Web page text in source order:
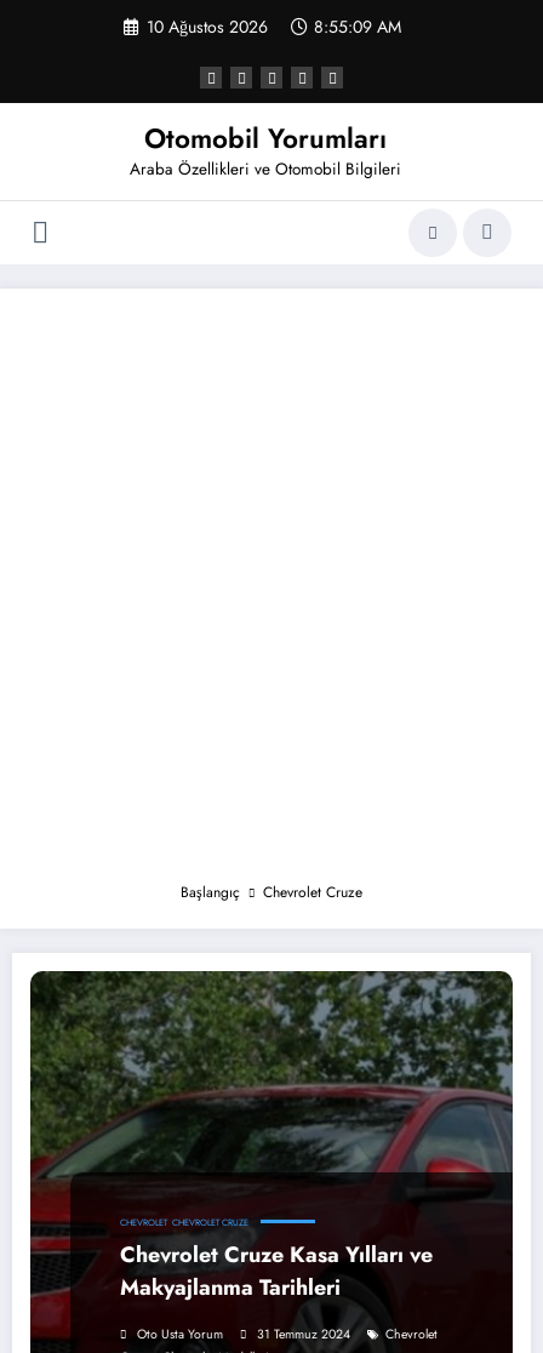
10 Ağustos 2026 8:55:09 AM
Otomobil Yorumları
Araba Özellikleri ve Otomobil Bilgileri
Başlangıç Chevrolet Cruze
CHEVROLET CHEVROLET CRUZE
Chevrolet Cruze Kasa Yılları ve
Makyajlanma Tarihleri
Oto Usta Yorum 31 Temmuz 2024
Chevrolet